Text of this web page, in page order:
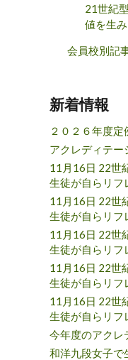
21世紀
値を生み
会員校別記
新着情報
２０２６年度
アクレディテー
11月16日 22世
生徒が自らリフ
11月16日 22世
生徒が自らリフ
11月16日 22世
生徒が自らリフ
11月16日 22世
生徒が自らリフ
11月16日 22世
生徒が自らリフ
今年度のアクレ
和洋九段女子